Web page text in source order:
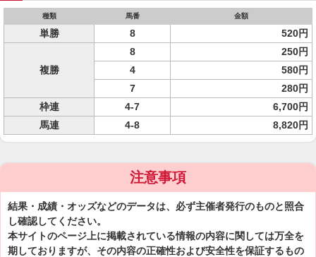
種類 馬番 金額
単勝 8 520円
複勝
8
250円
4
580円
7
280円
枠連
4-7
6,700円
馬連
4-8 8,820円
注意事項
結果・成績・オッズなどのデータは、必ず主催者発行のものと照合
し確認してください。
本サイトのページ上に掲載されている情報の内容に関しては万全を
期しておりますが、その内容の正確性および安全性を保証するもの